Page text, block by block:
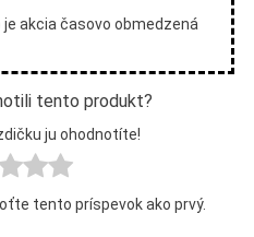
akcia časovo obmedzená
tento produkt?
ju ohodnotíte!
tento príspevok ako prvý.